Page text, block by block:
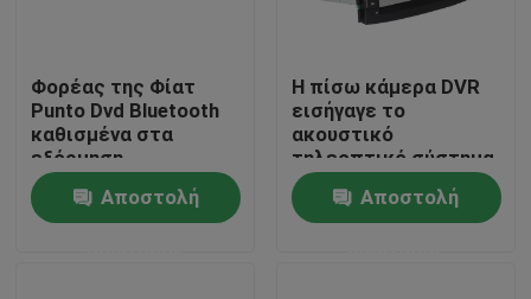
Σπίτι
Προϊόντα
Φορέας της Φίατ
Punto Dvd Bluetooth
καθισμένα στα
εξόρμηση
εικονοκύτταρα
συστημάτων 800*480
Nav και ψυχαγωγίας
Αποστολή
Η πίσω κάμερα DVR
εισήγαγε το
ακουστικό
τηλεοπτικό σύστημα
αυτοκινήτων οθόνης
αφής 7 για τη Honda
CRV το 2012
Αποστολή